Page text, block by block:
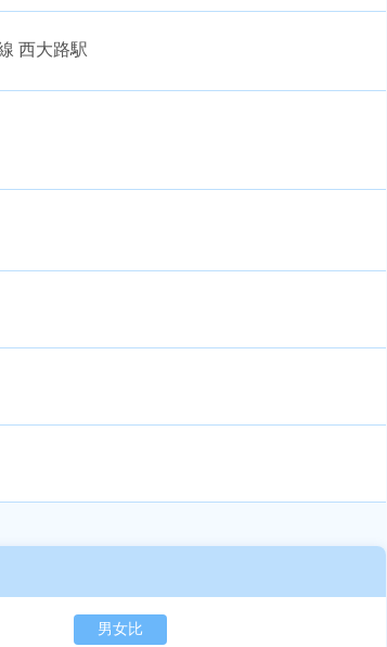
西大路駅
男女比
あるモノに魅了され続け気がつけばマニア
に！？ディープな世界にあなたもきっとハマる